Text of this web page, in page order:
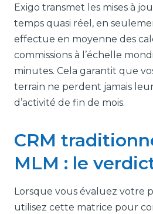
Exigo transmet les mises à
temps quasi réel, en
effectue en moyenne des
commissions à l’échelle
minutes. Cela garantit que
terrain ne perdent jamais
d’activité de fin de mois.
CRM
MLM : le
Lorsque vous évaluez votre
utilisez cette matrice pour